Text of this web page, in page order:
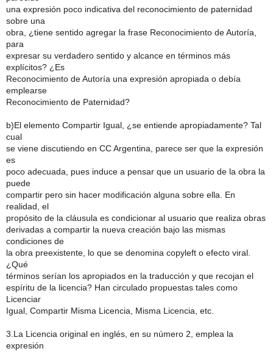
una expresión poco indicativa del reconocimiento de paternidad
sobre una
obra, ¿tiene sentido agregar la frase Reconocimiento de Autoría,
para
expresar su verdadero sentido y alcance en términos más
explícitos? ¿Es
Reconocimiento de Autoría una expresión apropiada o debía
emplearse
Reconocimiento de Paternidad?
b)El elemento Compartir Igual, ¿se entiende apropiadamente? Tal
cual
se viene discutiendo en CC Argentina, parece ser que la expresión
es
poco adecuada, pues induce a pensar que un usuario de la obra la
puede
compartir pero sin hacer modificación alguna sobre ella. En
realidad, el
propósito de la cláusula es condicionar al usuario que realiza obras
derivadas a compartir la nueva creación bajo las mismas
condiciones de
la obra preexistente, lo que se denomina copyleft o efecto viral.
¿Qué
términos serían los apropiados en la traducción y que recojan el
espíritu de la licencia? Han circulado propuestas tales como
Licenciar
Igual, Compartir Misma Licencia, Misma Licencia, etc.
3.La Licencia original en inglés, en su número 2, emplea la
expresión